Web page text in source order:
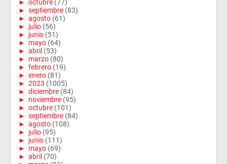
► octubre (77)
► septiembre (83)
► agosto (61)
► julio (56)
► junio (51)
► mayo (64)
► abril (53)
► marzo (80)
► febrero (19)
► enero (81)
► 2023 (1005)
► diciembre (84)
► noviembre (95)
► octubre (101)
► septiembre (84)
► agosto (108)
► julio (95)
► junio (111)
► mayo (69)
► abril (70)